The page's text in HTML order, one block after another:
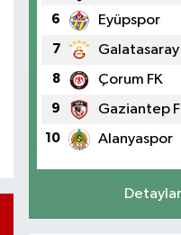
6 Eyüpspor
7 Galatasaray
8 Çorum FK
9 Gaziantep
10 Alanyaspor